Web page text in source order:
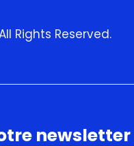
Rights Reserved.
newsletter